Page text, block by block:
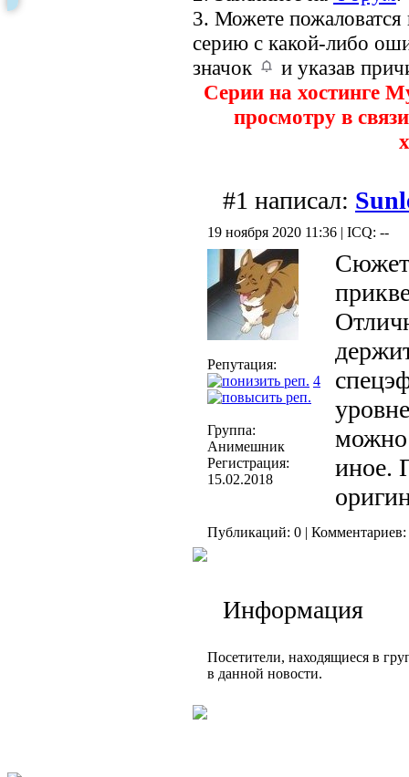
3. Можете
серию с какой-либо
значок
и указав
Серии на хостинге
просмотру в
#1 написал:
19 ноября 2020 11:36 | ICQ: --
Репутация:
4
Группа:
Анимешник
Регистрация:
15.02.2018
можно
иное.
Публикаций: 0 | Комментариев:
Информация
Посетители, находящиеся в
в данной новости.